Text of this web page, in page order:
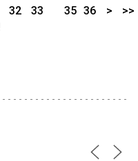
32
33
35 36 > >>